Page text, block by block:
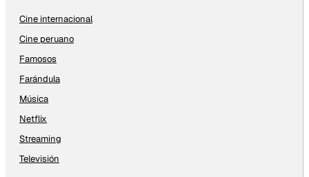
Cine internacional
Cine peruano
Famosos
Farándula
Música
Netflix
Streaming
Televisión